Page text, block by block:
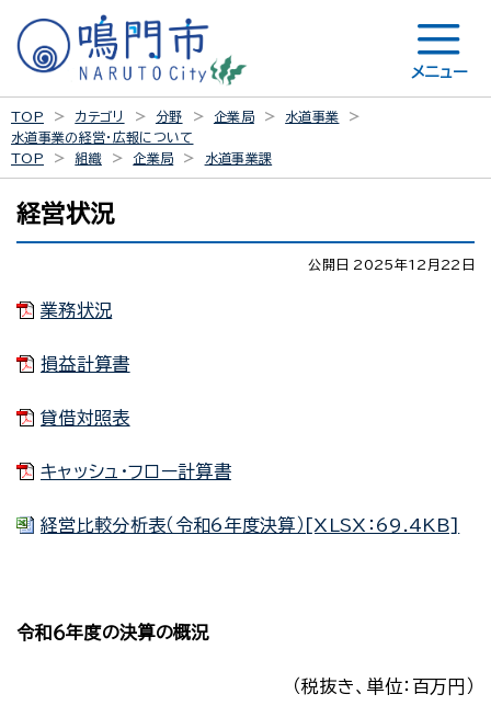
メニュー
TOP カテゴリ 分野 企業局
水道事業
水道事業の経営・広報について
TOP
組織 企業局 水道事業課
経営状況
公開日 2025年12月22日
業務状況
損益計算書
貸借対照表
キャッシュ・フロー計算書
経営比較分析表（令和6年度決算）[XLSX：69.4KB]
令和６年度の決算の概況
（税抜き、単位：百万円）